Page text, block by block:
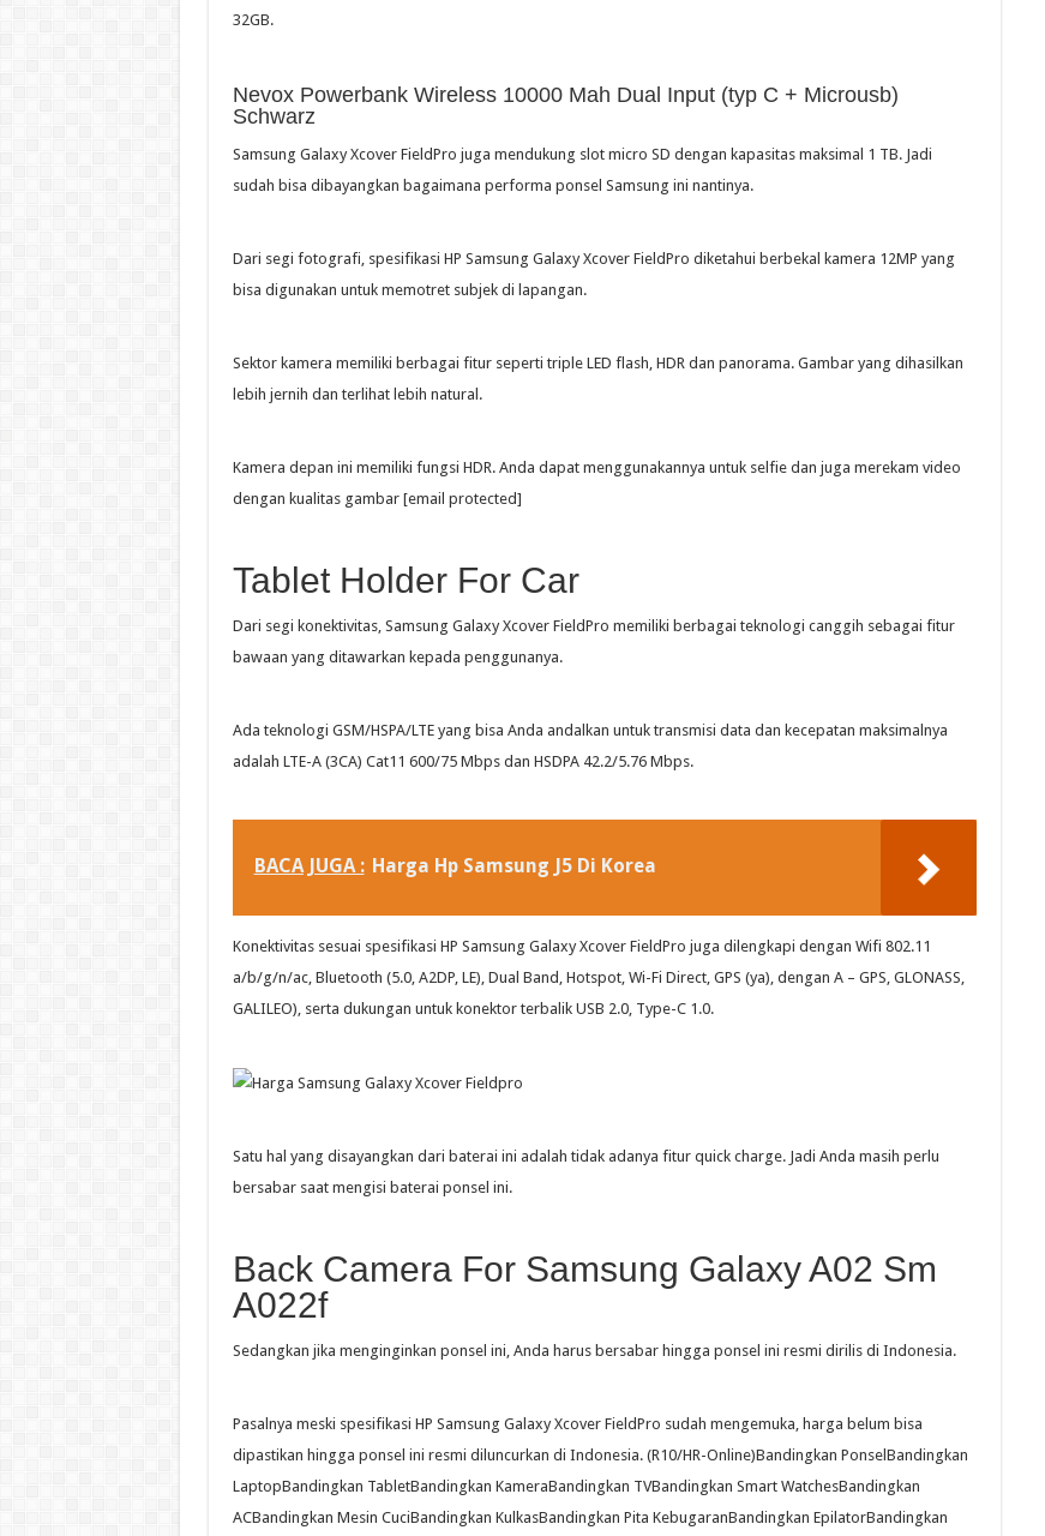
32GB.
Nevox Powerbank Wireless 10000 Mah Dual Input (typ C + Microusb)
Schwarz
Samsung Galaxy Xcover FieldPro juga mendukung slot micro SD dengan kapasitas maksimal 1 TB. Jadi
sudah bisa dibayangkan bagaimana performa ponsel Samsung ini nantinya.
Dari segi fotografi, spesifikasi HP Samsung Galaxy Xcover FieldPro diketahui berbekal kamera 12MP yang
bisa digunakan untuk memotret subjek di lapangan.
Sektor kamera memiliki berbagai fitur seperti triple LED flash, HDR dan panorama. Gambar yang dihasilkan
lebih jernih dan terlihat lebih natural.
Kamera depan ini memiliki fungsi HDR. Anda dapat menggunakannya untuk selfie dan juga merekam video
dengan kualitas gambar [email protected]
Tablet Holder For Car
Dari segi konektivitas, Samsung Galaxy Xcover FieldPro memiliki berbagai teknologi canggih sebagai fitur
bawaan yang ditawarkan kepada penggunanya.
Ada teknologi GSM/HSPA/LTE yang bisa Anda andalkan untuk transmisi data dan kecepatan maksimalnya
adalah LTE-A (3CA) Cat11 600/75 Mbps dan HSDPA 42.2/5.76 Mbps.
BACA JUGA : Harga Hp Samsung J5 Di Korea
Konektivitas sesuai spesifikasi HP Samsung Galaxy Xcover FieldPro juga dilengkapi dengan Wifi 802.11
a/b/g/n/ac, Bluetooth (5.0, A2DP, LE), Dual Band, Hotspot, Wi-Fi Direct, GPS (ya), dengan A – GPS, GLONASS,
GALILEO), serta dukungan untuk konektor terbalik USB 2.0, Type-C 1.0.
Satu hal yang disayangkan dari baterai ini adalah tidak adanya fitur quick charge. Jadi Anda masih perlu
bersabar saat mengisi baterai ponsel ini.
Back Camera For Samsung Galaxy A02 Sm
A022f
Sedangkan jika menginginkan ponsel ini, Anda harus bersabar hingga ponsel ini resmi dirilis di Indonesia.
Pasalnya meski spesifikasi HP Samsung Galaxy Xcover FieldPro sudah mengemuka, harga belum bisa
dipastikan hingga ponsel ini resmi diluncurkan di Indonesia. (R10/HR-Online)Bandingkan PonselBandingkan
LaptopBandingkan TabletBandingkan KameraBandingkan TVBandingkan Smart WatchesBandingkan
ACBandingkan Mesin CuciBandingkan KulkasBandingkan Pita KebugaranBandingkan EpilatorBandingkan